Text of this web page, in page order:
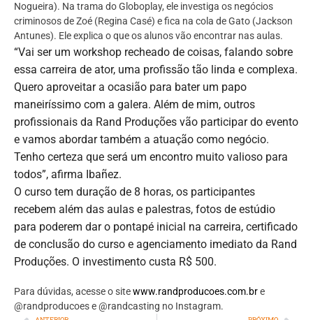
Nogueira). Na trama do Globoplay, ele investiga os negócios
criminosos de Zoé (Regina Casé) e fica na cola de Gato (Jackson
Antunes). Ele explica o que os alunos vão encontrar nas aulas.
“Vai ser um workshop recheado de coisas, falando sobre
essa carreira de ator, uma profissão tão linda e complexa.
Quero aproveitar a ocasião para bater um papo
maneiríssimo com a galera. Além de mim, outros
profissionais da Rand Produções vão participar do evento
e vamos abordar também a atuação como negócio.
Tenho certeza que será um encontro muito valioso para
todos”, afirma Ibañez.
O curso tem duração de 8 horas, os participantes
recebem além das aulas e palestras, fotos de estúdio
para poderem dar o pontapé inicial na carreira, certificado
de conclusão do curso e agenciamento imediato da Rand
Produções. O investimento custa R$ 500.
Para dúvidas, acesse o sitewww.randproducoes.com.bre
@randproducoes e @randcasting no Instagram.